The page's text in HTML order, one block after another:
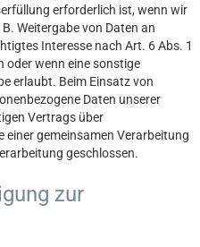
erforderlich ist, wenn wir
Weitergabe von Daten an
Interesse nach Art. 6 Abs. 1
oder wenn eine sonstige
erlaubt. Beim Einsatz von
Daten unserer
Vertrags über
gemeinsamen Verarbeitung
geschlossen.
zur